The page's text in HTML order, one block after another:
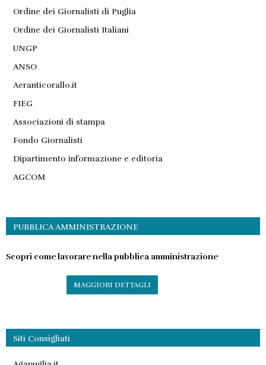
Ordine dei Giornalisti di Puglia
Ordine dei Giornalisti Italiani
UNGP
ANSO
Aeranticorallo.it
FIEG
Associazioni di stampa
Fondo Giornalisti
Dipartimento informazione e editoria
AGCOM
PUBBLICA AMMINISTRAZIONE
Scopri come lavorare nella pubblica amministrazione
MAGGIORI DETTAGLI
Siti Consigliati